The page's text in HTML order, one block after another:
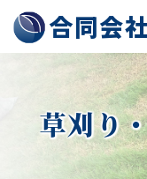
神戸・北摂エリアの
合同会
草刈り